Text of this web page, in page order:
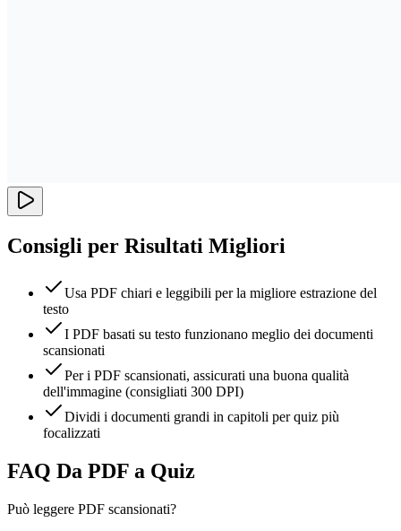
Consigli per Risultati Migliori
Usa PDF chiari e leggibili per la migliore estrazione del
testo
I PDF basati su testo funzionano meglio dei documenti
scansionati
Per i PDF scansionati, assicurati una buona qualità
dell'immagine (consigliati 300 DPI)
Dividi i documenti grandi in capitoli per quiz più
focalizzati
FAQ Da PDF a Quiz
Può leggere PDF scansionati?